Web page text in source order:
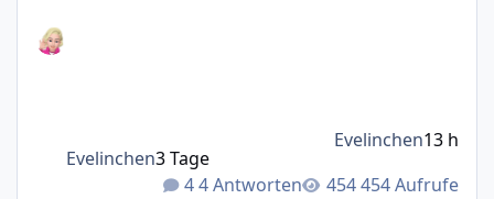
4 Antworten 454 Aufrufe
Evelinchen3 Tage
Evelinchen13 h